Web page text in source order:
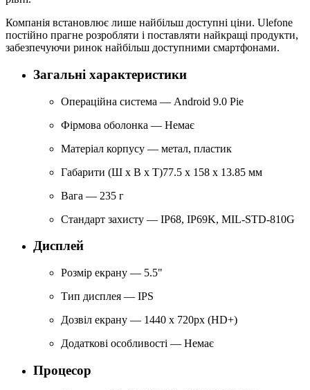
Компанія встановлює лише найбільш доступні ціни. Ulefone
постійно прагне розробляти і поставляти найкращі продукти,
забезпечуючи ринок найбільш доступними смартфонами.
Загальні характеристики
Операційна система — Android 9.0 Pie
Фірмова оболонка — Немає
Матеріал корпусу — метал, пластик
Габарити (Ш х В х Т)77.5 х 158 х 13.85 мм
Вага — 235 г
Стандарт захисту — IP68, IP69K, MIL-STD-810G
Дисплей
Розмір екрану — 5.5"
Тип дисплея — IPS
Дозвіл екрану — 1440 х 720px (HD+)
Додаткові особливості — Немає
Процесор